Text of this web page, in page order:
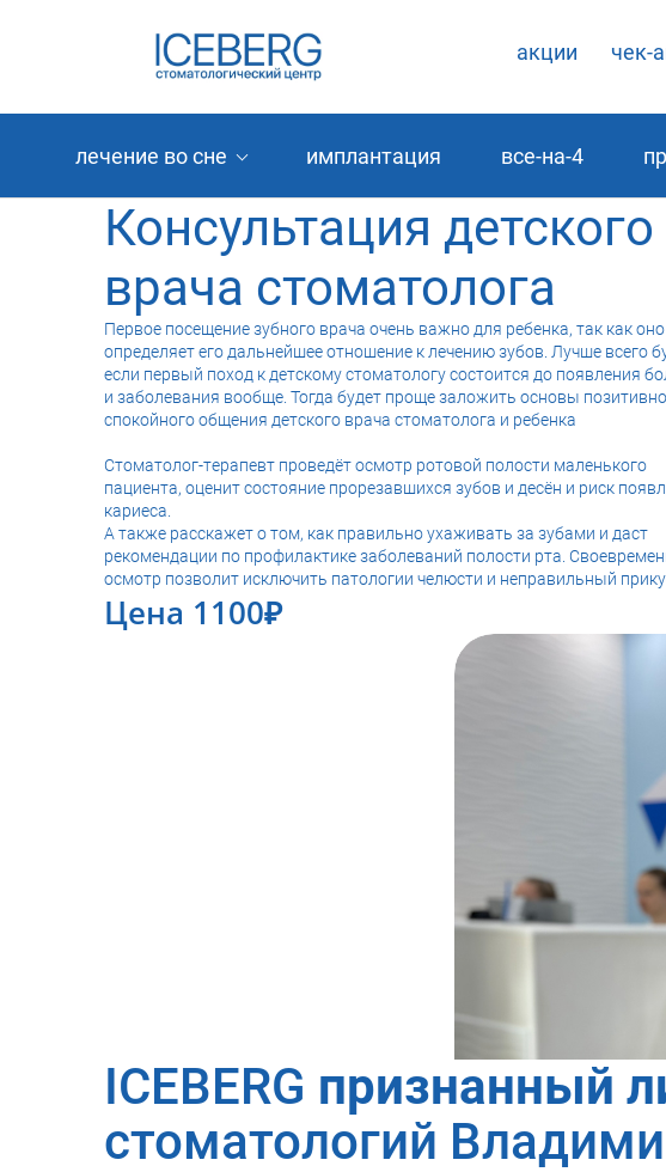
акции чек-
лечение во сне имплантация все-на-4
Консультация детского
врача стоматолога
Первое посещение зубного врача очень важно для ребенка, так как оно
определяет его дальнейшее отношение к лечению зубов. Лучше всего
если первый поход к детскому стоматологу состоится до появления
и заболевания вообще. Тогда будет проще заложить основы
спокойного общения детского врача стоматолога и ребенка
Стоматолог-терапевт проведёт осмотр ротовой полости маленького
пациента, оценит состояние прорезавшихся зубов и десён и риск
кариеса.
А также расскажет о том, как правильно ухаживать за зубами и даст
рекомендации по профилактике заболеваний полости рта.
осмотр позволит исключить патологии челюсти и неправильный
Цена 1100₽
ICEBERG признанный
стоматологий